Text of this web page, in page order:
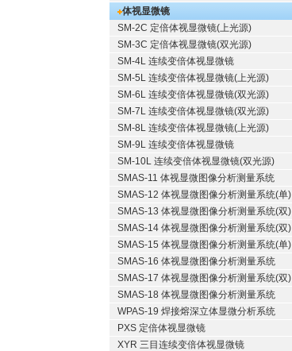
体视显微镜
SM-2C 定倍体视显微镜(上光源)
SM-3C 定倍体视显微镜(双光源)
SM-4L 连续变倍体视显微镜
SM-5L 连续变倍体视显微镜(上光源)
SM-6L 连续变倍体视显微镜(双光源)
SM-7L 连续变倍体视显微镜(双光源)
SM-8L 连续变倍体视显微镜(上光源)
SM-9L 连续变倍体视显微镜
SM-10L 连续变倍体视显微镜(双光源)
SMAS-11 体视显微图像分析测量系统
SMAS-12 体视显微图像分析测量系统(单)
SMAS-13 体视显微图像分析测量系统(双)
SMAS-14 体视显微图像分析测量系统(双)
SMAS-15 体视显微图像分析测量系统(单)
SMAS-16 体视显微图像分析测量系统
SMAS-17 体视显微图像分析测量系统(双)
SMAS-18 体视显微图像分析测量系统
WPAS-19 焊接熔深立体显微分析系统
PXS 定倍体视显微镜
XYR 三目连续变倍体视显微镜